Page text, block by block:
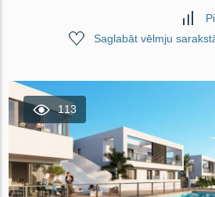
Saglabāt vēlmju
113